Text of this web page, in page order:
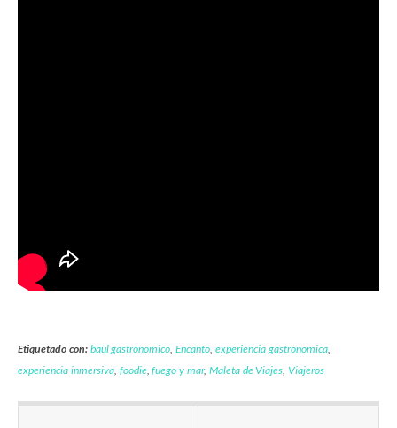
Etiquetado con: baúl gastrónomico ,Encanto ,experiencia gastronomica,
experiencia inmersiva, foodie,fuego y mar, Maleta de Viajes ,Viajeros